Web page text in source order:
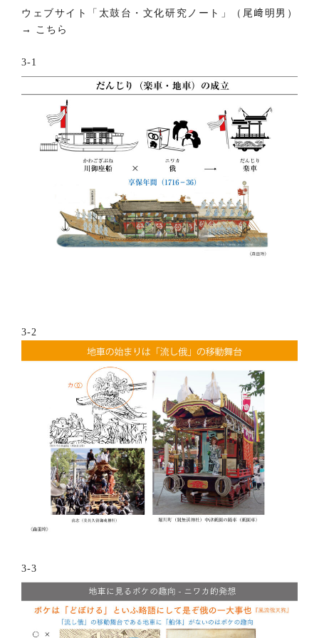
ウェブサイト「太鼓台・文化研究ノート」（尾﨑明男）
→ こちら
3-1
3-2
3-3